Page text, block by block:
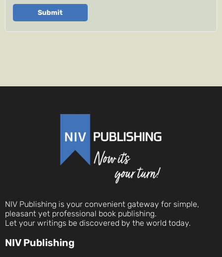
Submit
NIV Publishing is your convenient gateway for simple,
pleasant yet professional book publishing.
Let your writings be discovered by the world today.
NIV Publishing